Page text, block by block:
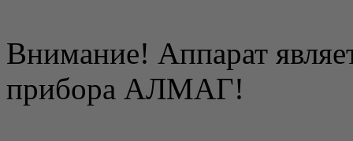
Внимание! Аппарат
прибора АЛМАГ!